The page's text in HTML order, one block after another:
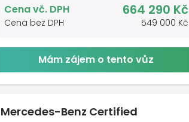
Cena vč. DPH 664 290 Kč
Cena bez DPH 549 000 Kč
Mám zájem o tento vůz
Mercedes-Benz Certified